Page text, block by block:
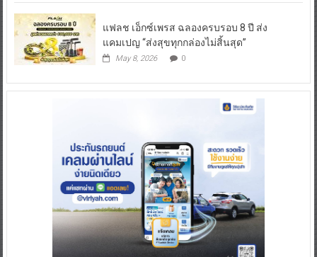
แฟลช เอ็กซ์เพรส ฉลองครบรอบ 8 ปี ส่ง
แคมเปญ “ส่งสุขทุกกล่องไม่สิ้นสุด”
May 8, 2026 0